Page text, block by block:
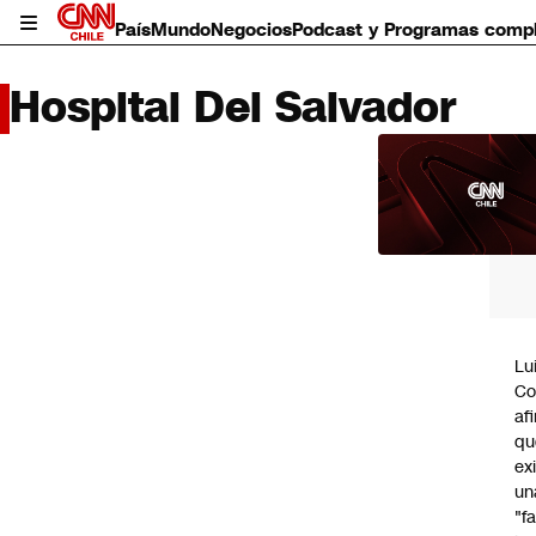
PaísMundoNegociosPodcast y Programas
Hospital Del Salvador
LO